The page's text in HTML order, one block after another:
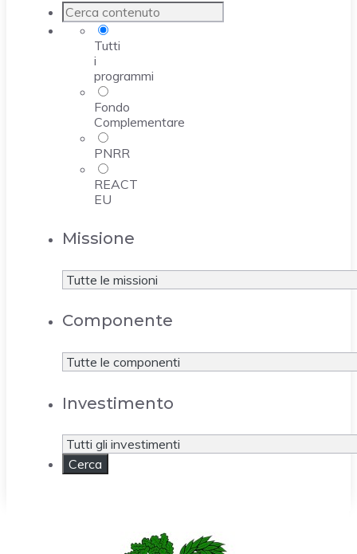
Tutti
i
programmi
Fondo
Complementare
PNRR
REACT
EU
Missione
Componente
Investimento